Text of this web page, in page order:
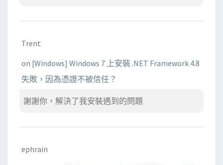
Trent
on [Windows] Windows 7 上安裝 .NET Framework 4.8
失敗，因為憑證不被信任？
謝謝你，解決了我安裝遇到的問題
ephrain